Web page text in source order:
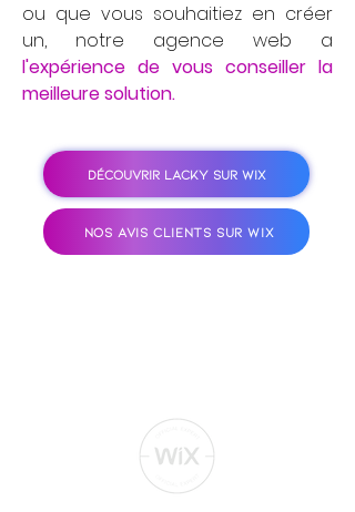
ou que vous souhaitiez en créer
un, notre agence web a
l'expérience de vous conseiller la
meilleure solution.
DÉCOUVRIR LACKY SUR WIX
NOS AVIS CLIENTS SUR WIX